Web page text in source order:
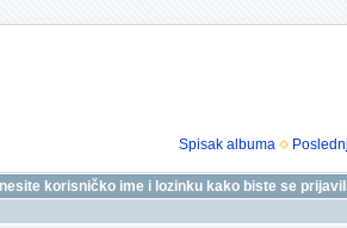
Spisak albuma
korisničko ime i lozinku kako biste se